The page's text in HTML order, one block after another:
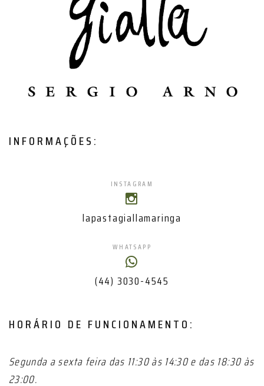
INFORMAÇÕES:
INSTAGRAM
lapastagiallamaringa
WHATSAPP
(44) 3030-4545
HORÁRIO DE FUNCIONAMENTO:
Segunda a sexta feira das 11:30 às 14:30 e das 18:30 às
23:00.